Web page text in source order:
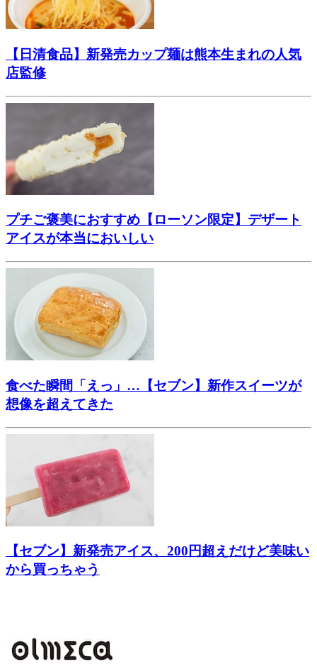
【日清食品】新発売カップ麺は熊本生まれの人気
店監修
プチご褒美におすすめ【ローソン限定】デザート
アイスが本当においしい
食べた瞬間「えっ」…【セブン】新作スイーツが
想像を超えてきた
【セブン】新発売アイス、200円超えだけど美味い
から買っちゃう